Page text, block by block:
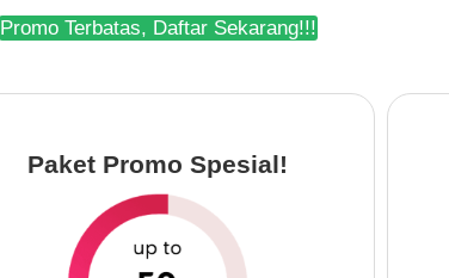
Promo Terbatas, Daftar Sekarang!!!
Paket Promo Spesial!